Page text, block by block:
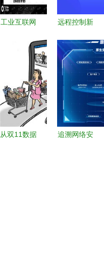
工业互联网
全技术发展
及趋势分析
远程控制新
下载远程电
脑软件安卓
最新版
从双11数据
追溯网络安